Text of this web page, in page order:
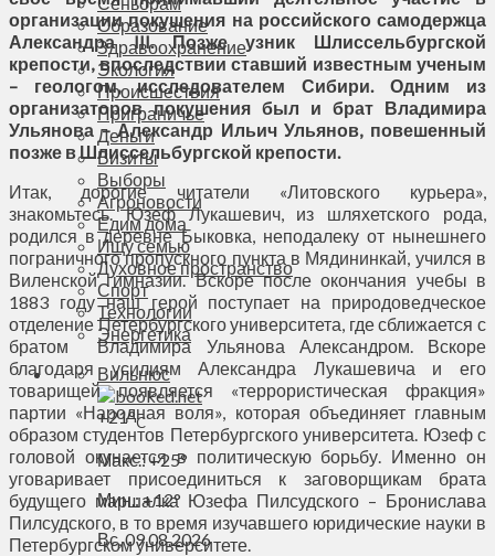
Образование
Здравоохранение
Экология
Происшествия
Приграничье
Деньги
Визиты
Выборы
Агроновости
Едим дома
Ищу семью
Духовное пространство
Спорт
Технологии
Энергетика
Вильнюс
+21°C
Макс.:+25°
Мин.:+12°
Вс, 09.08.2026
организации покушения на российского самодержца
АлександраIII. Позже узник Шлиссельбургской
крепости, впоследствии ставший известным ученым
– геологом, исследователем Сибири. Одним из
организаторов покушения был и брат Владимира
Ульянова – Александр Ильич Ульянов, повешенный
позже в Шлиссельбургской крепости.
Итак, дорогие читатели «Литовского курьера»,
знакомьтесь. Юзеф Лукашевич, из шляхетского рода,
родился в деревне Быковка, неподалеку от нынешнего
пограничного пропускного пункта в Мядининкай, учился в
Виленской гимназии. Вскоре после окончания учебы в
1883 году наш герой поступает на природоведческое
отделение Петербургского университета, где сближается с
братом Владимира Ульянова Александром. Вскоре
благодаря усилиям Александра Лукашевича и его
товарищей появляется «террористическая фракция»
партии «Народная воля», которая объединяет главным
образом студентов Петербургского университета. Юзеф с
головой окунается в политическую борьбу. Именно он
уговаривает присоединиться к заговорщикам брата
будущего маршалка Юзефа Пилсудского – Бронислава
Пилсудского, в то время изучавшего юридические науки в
Петербургском университете.